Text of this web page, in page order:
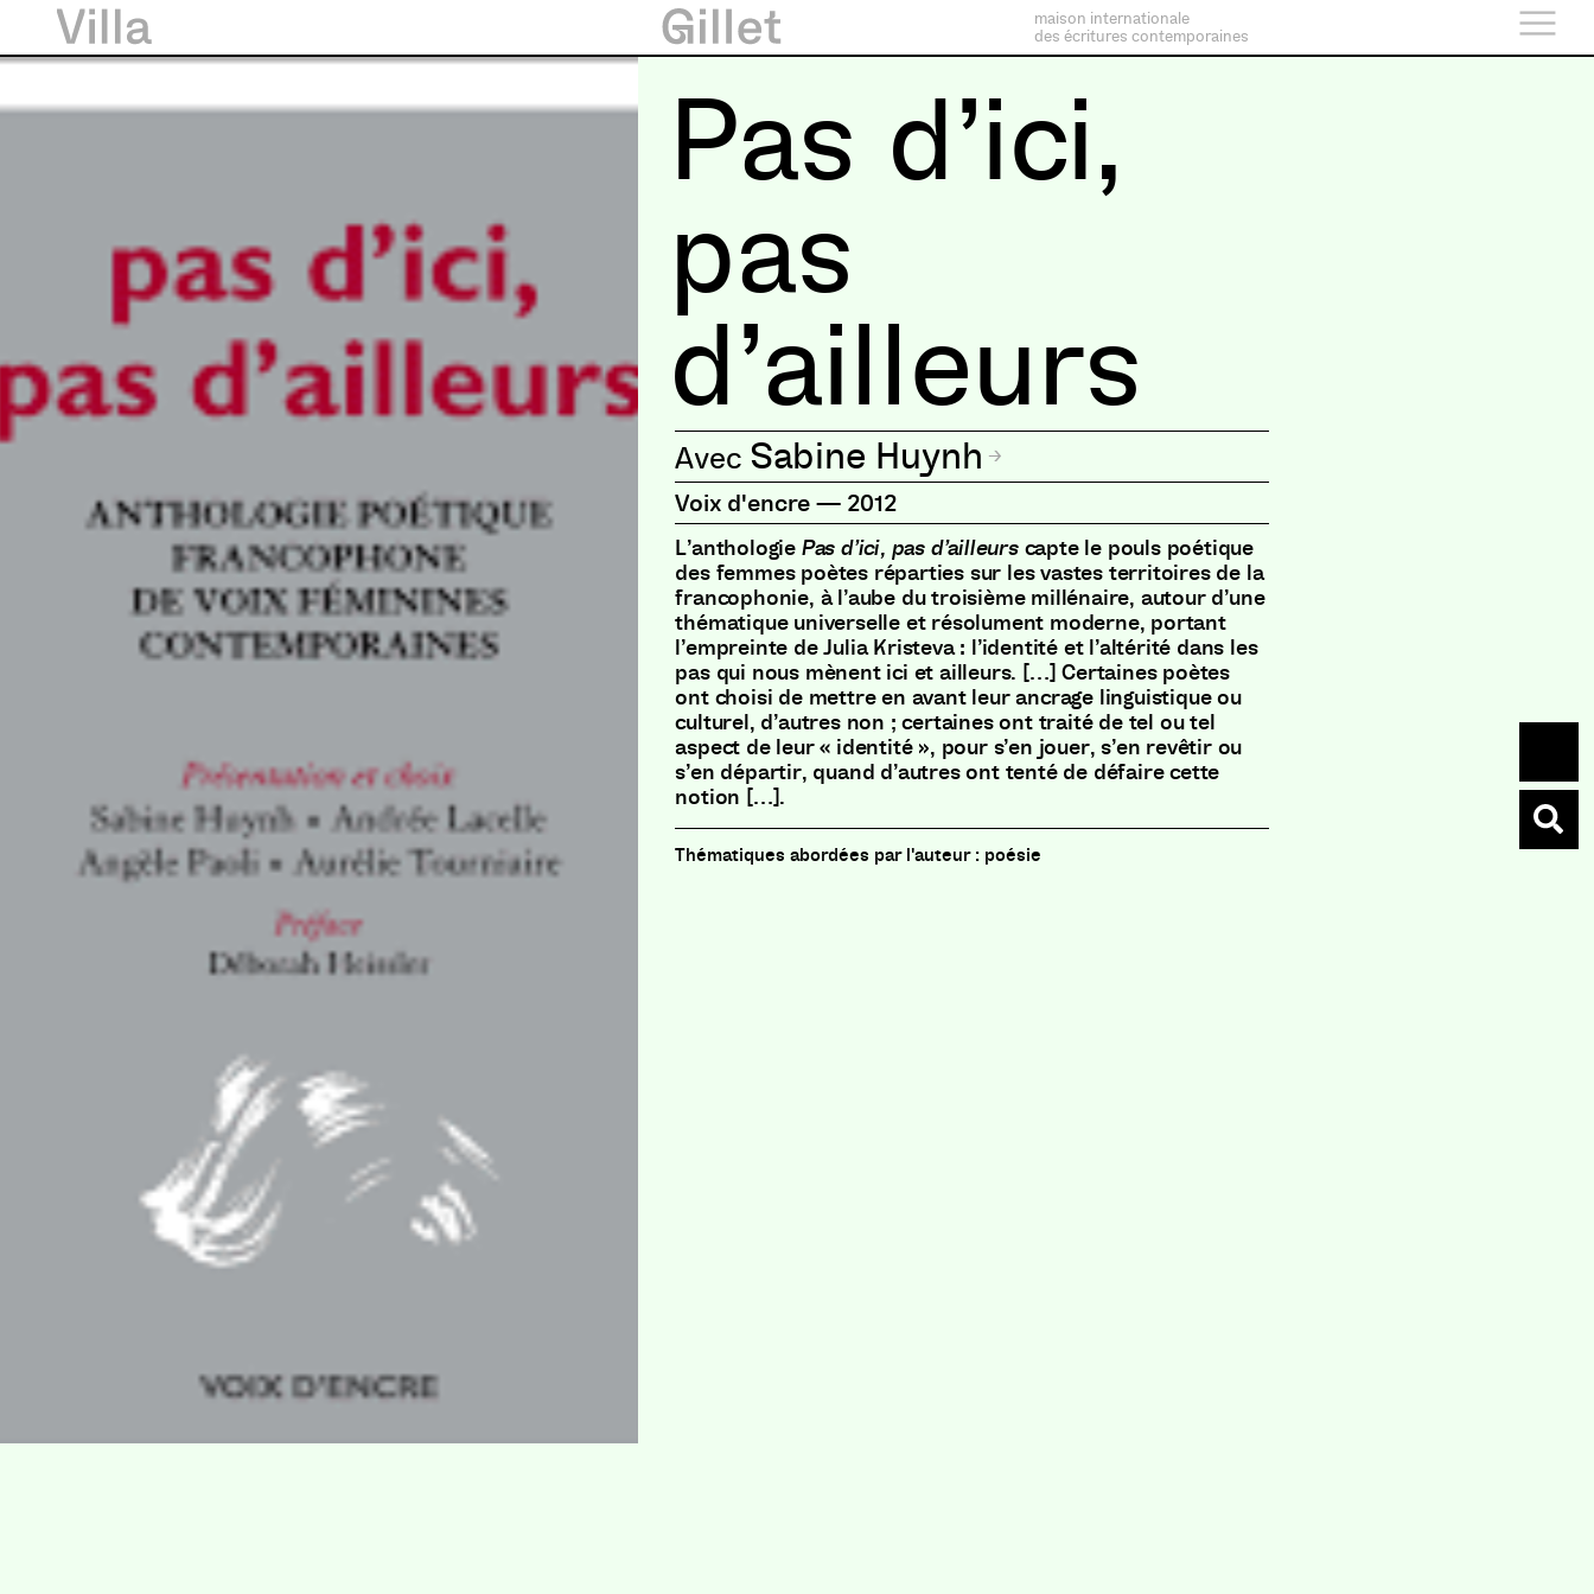
maison internationale
des écritures contemporaines
Pas d’ici,
pas
d’ailleurs
Sabine Huynh
Voix d'encre — 2012
L’anthologie Pas d’ici, pas d’ailleurs capte le pouls poétique
des femmes poètes réparties sur les vastes territoires de la
francophonie, à l’aube du troisième millénaire, autour d’une
thématique universelle et résolument moderne, portant
l’empreinte de Julia Kristeva : l’identité et l’altérité dans les
pas qui nous mènent ici et ailleurs. […] Certaines poètes
ont choisi de mettre en avant leur ancrage linguistique ou
culturel, d’autres non ; certaines ont traité de tel ou tel
aspect de leur « identité », pour s’en jouer, s’en revêtir ou
s’en départir, quand d’autres ont tenté de défaire cette
notion […].
poésie